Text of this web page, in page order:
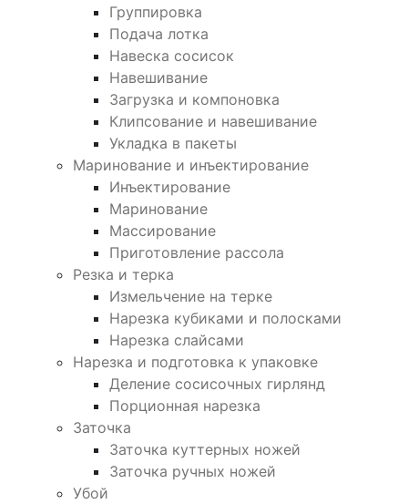
Группировка
Подача лотка
Навеска сосисок
Навешивание
Загрузка и компоновка
Клипсование и навешивание
Укладка в пакеты
Маринование и инъектирование
Инъектирование
Маринование
Массирование
Приготовление рассола
Резка и терка
Измельчение на терке
Нарезка кубиками и полосками
Нарезка слайсами
Нарезка и подготовка к упаковке
Деление сосисочных гирлянд
Порционная нарезка
Заточка
Заточка куттерных ножей
Заточка ручных ножей
Убой